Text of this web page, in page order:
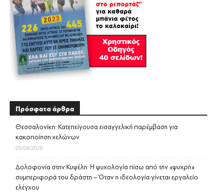
Πρόσφατα άρθρα
Θεσσαλονίκη: Κατεπείγουσα εισαγγελική παρέμβαση για
κακοποίηση χελώνων
05/08/2026
Δολοφονία στην Κυψέλη: Η ψυχολογία πίσω από την «ψυχρή»
συμπεριφορά του δράστη – Όταν η ιδεολογία γίνεται εργαλείο
ελέγχου